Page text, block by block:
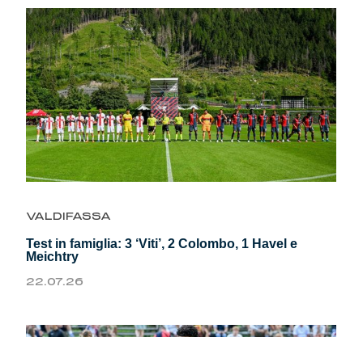
VALDIFASSA
Test in famiglia: 3 ‘Viti’, 2 Colombo, 1 Havel e
Meichtry
22.07.26